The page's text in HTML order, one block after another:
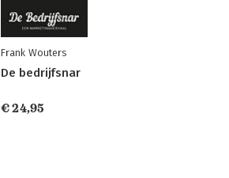
Frank Wouters
De bedrijfsnar
€ 24,95